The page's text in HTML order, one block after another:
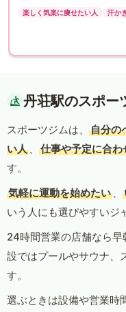
楽しく気楽に痩せたい人 汗か
丹荘駅のスポー
スポーツジムは、
自分の
い人 、 仕事や予定に合
す。
気軽に運動を始めたい 、
いう人にも選びやすいジ
24時間営業の店舗なら
設ではプールやサウナ、
す。
選ぶときは設備や営業時